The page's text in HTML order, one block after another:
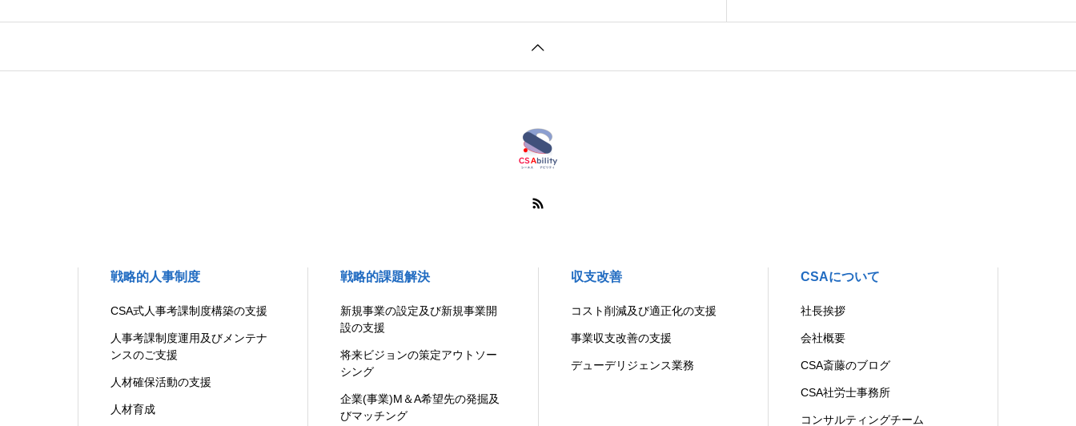
戦略的人事制度
CSA式人事考課制度構築の支援
人事考課制度運用及びメンテナ
ンスのご支援
人材確保活動の支援
人材育成
戦略的課題解決
新規事業の設定及び新規事業開
設の支援
将来ビジョンの策定アウトソー
シング
企業(事業)M＆A希望先の発掘及
びマッチング
収支改善
コスト削減及び適正化の支援
事業収支改善の支援
デューデリジェンス業務
CSAについて
社長挨拶
会社概要
CSA斎藤のブログ
CSA社労士事務所
コンサルティングチーム